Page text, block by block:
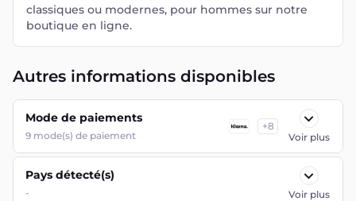
classiques ou modernes, pour hommes sur notre
boutique en ligne.
Autres informations disponibles
Mode de paiements
9 mode(s) de paiement
+8
Voir plus
Pays détecté(s)
- Voir plus